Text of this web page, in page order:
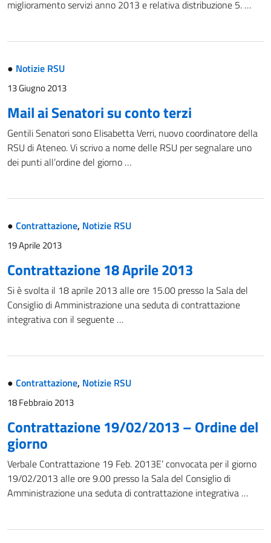
miglioramento servizi anno 2013 e relativa distribuzione 5. …
● Notizie RSU
13 Giugno 2013
Mail ai Senatori su conto terzi
Gentili Senatori sono Elisabetta Verri, nuovo coordinatore della
RSU di Ateneo. Vi scrivo a nome delle RSU per segnalare uno
dei punti all’ordine del giorno …
● Contrattazione, Notizie RSU
19 Aprile 2013
Contrattazione 18 Aprile 2013
Si è svolta il 18 aprile 2013 alle ore 15.00 presso la Sala del
Consiglio di Amministrazione una seduta di contrattazione
integrativa con il seguente …
● Contrattazione, Notizie RSU
18 Febbraio 2013
Contrattazione 19/02/2013 – Ordine del
giorno
Verbale Contrattazione 19 Feb. 2013E’ convocata per il giorno
19/02/2013 alle ore 9.00 presso la Sala del Consiglio di
Amministrazione una seduta di contrattazione integrativa …